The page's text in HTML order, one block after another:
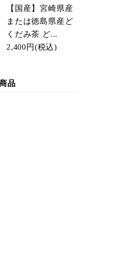
【国産】宮崎県産
または徳島県産ど
くだみ茶 ど...
2,400円 (税込)
品